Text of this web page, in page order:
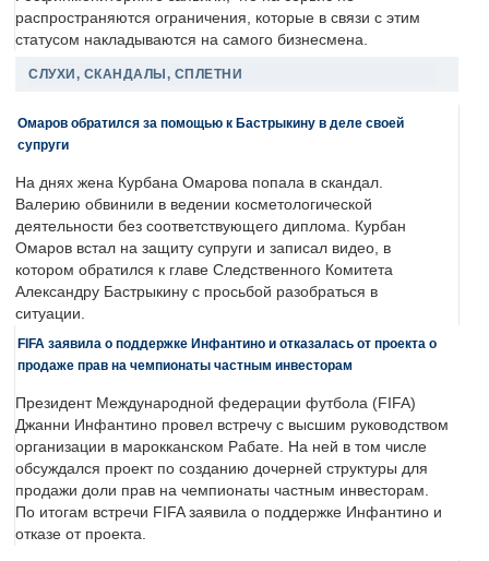
распространяются ограничения, которые в связи с этим
статусом накладываются на самого бизнесмена.
СЛУХИ, СКАНДАЛЫ, СПЛЕТНИ
Омаров обратился за помощью к Бастрыкину в деле своей
супруги
На днях жена Курбана Омарова попала в скандал.
Валерию обвинили в ведении косметологической
деятельности без соответствующего диплома. Курбан
Омаров встал на защиту супруги и записал видео, в
котором обратился к главе Следственного Комитета
Александру Бастрыкину с просьбой разобраться в
ситуации.
FIFA заявила о поддержке Инфантино и отказалась от проекта о
продаже прав на чемпионаты частным инвесторам
Президент Международной федерации футбола (FIFA)
Джанни Инфантино провел встречу с высшим руководством
организации в марокканском Рабате. На ней в том числе
обсуждался проект по созданию дочерней структуры для
продажи доли прав на чемпионаты частным инвесторам.
По итогам встречи FIFA заявила о поддержке Инфантино и
отказе от проекта.